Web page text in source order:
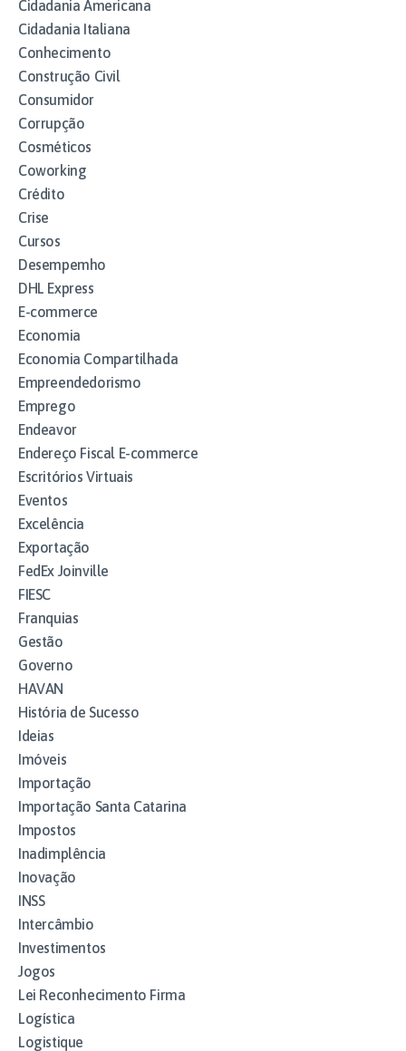
Cidadania Americana
Cidadania Italiana
Conhecimento
Construção Civil
Consumidor
Corrupção
Cosméticos
Coworking
Crédito
Crise
Cursos
Desempemho
DHL Express
E-commerce
Economia
Economia Compartilhada
Empreendedorismo
Emprego
Endeavor
Endereço Fiscal E-commerce
Escritórios Virtuais
Eventos
Excelência
Exportação
FedEx Joinville
FIESC
Franquias
Gestão
Governo
HAVAN
História de Sucesso
Ideias
Imóveis
Importação
Importação Santa Catarina
Impostos
Inadimplência
Inovação
INSS
Intercâmbio
Investimentos
Jogos
Lei Reconhecimento Firma
Logística
Logistique